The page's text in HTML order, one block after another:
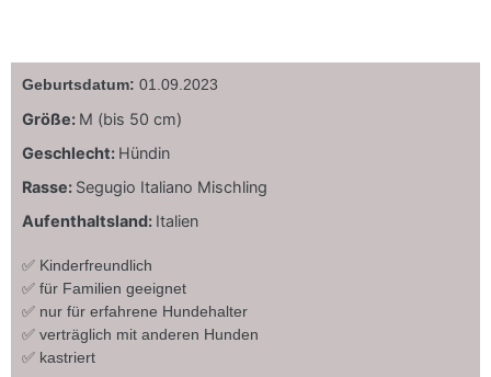
Geburtsdatum: 01.09.2023
Größe: M (bis 50 cm)
Geschlecht: Hündin
Rasse: Segugio Italiano Mischling
Aufenthaltsland: Italien
✅ Kinderfreundlich
✅ für Familien geeignet
✅ nur für erfahrene Hundehalter
✅ verträglich mit anderen Hunden
✅ kastriert